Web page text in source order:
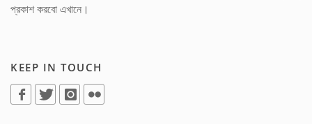
প্রকাশ করবো এখানে।
KEEP IN TOUCH